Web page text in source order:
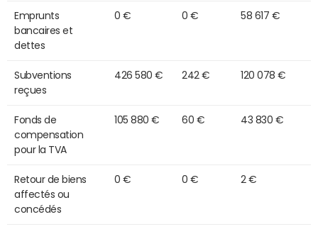
Emprunts
bancaires et
dettes
0 € 0 € 58 617 €
Subventions
reçues
426 580 € 242 € 120 078 €
Fonds de
compensation
pour la TVA
105 880 € 60 € 43 830 €
Retour de biens
affectés ou
concédés
0 € 0 € 2 €